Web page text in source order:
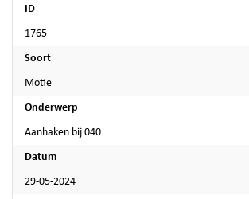
ID
1765
Soort
Motie
Onderwerp
Aanhaken bij 040
Datum
29-05-2024